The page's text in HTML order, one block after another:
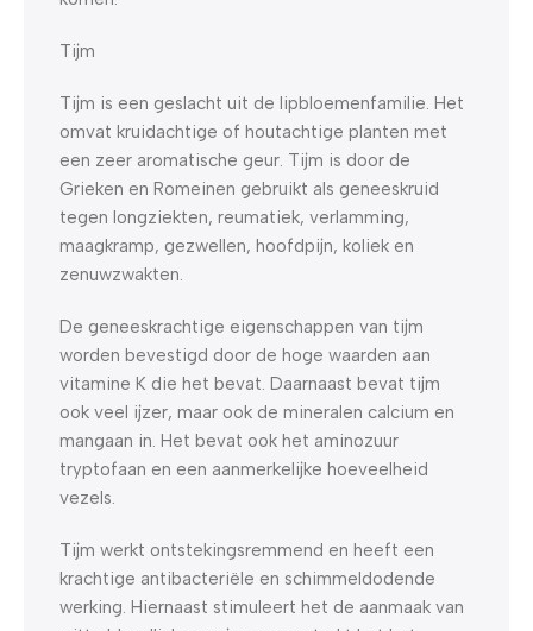
Tijm
Tijm is een geslacht uit de lipbloemenfamilie. Het
omvat kruidachtige of houtachtige planten met
een zeer aromatische geur. Tijm is door de
Grieken en Romeinen gebruikt als geneeskruid
tegen longziekten, reumatiek, verlamming,
maagkramp, gezwellen, hoofdpijn, koliek en
zenuwzwakten.
De geneeskrachtige eigenschappen van tijm
worden bevestigd door de hoge waarden aan
vitamine K die het bevat. Daarnaast bevat tijm
ook veel ijzer, maar ook de mineralen calcium en
mangaan in. Het bevat ook het aminozuur
tryptofaan en een aanmerkelijke hoeveelheid
vezels.
Tijm werkt ontstekingsremmend en heeft een
krachtige antibacteriële en schimmeldodende
werking. Hiernaast stimuleert het de aanmaak van